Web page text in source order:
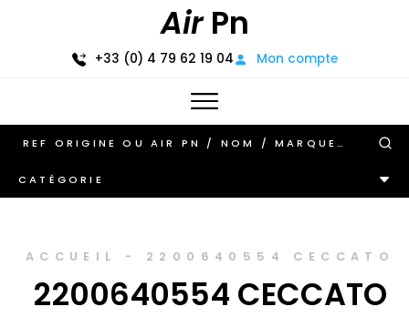
AirPn
+33 (0) 4 79 62 19 04 Mon compte
CATÉGORIE
ACCUEIL - 2200640554 CECCATO
2200640554 CECCATO